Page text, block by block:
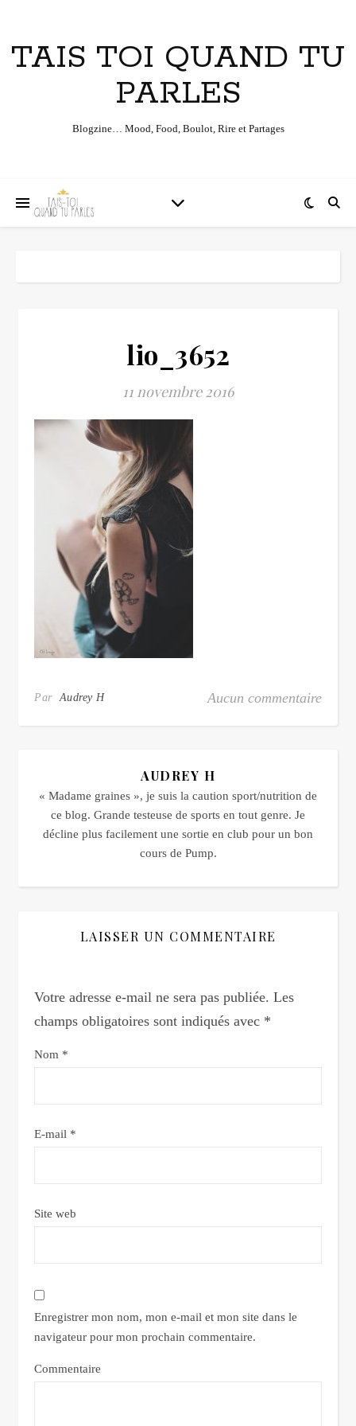
TAIS TOI QUAND TU
PARLES
Blogzine… Mood, Food, Boulot, Rire et Partages
lio_3652
11 novembre 2016
ParAudrey H Aucun commentaire
AUDREY H
« Madame graines », je suis la caution sport/nutrition de
ce blog. Grande testeuse de sports en tout genre. Je
décline plus facilement une sortie en club pour un bon
cours de Pump.
LAISSER UN COMMENTAIRE
Votre adresse e-mail ne sera pas publiée. Les
champs obligatoires sont indiqués avec *
Nom *
E-mail *
Site web
Enregistrer mon nom, mon e-mail et mon site dans le
navigateur pour mon prochain commentaire.
Commentaire